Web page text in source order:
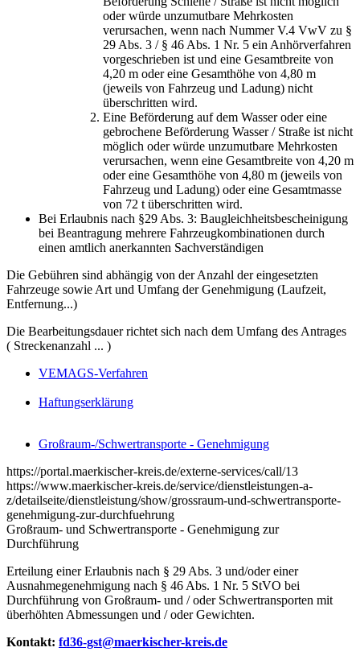
oder würde unzumutbare Mehrkosten
verursachen, wenn nach Nummer V.4 VwV zu §
29 Abs. 3 / § 46 Abs. 1 Nr. 5 ein Anhörverfahren
vorgeschrieben ist und eine Gesamtbreite von
4,20 m oder eine Gesamthöhe von 4,80 m
(jeweils von Fahrzeug und Ladung) nicht
überschritten wird.
Eine Beförderung auf dem Wasser oder eine
gebrochene Beförderung Wasser / Straße ist nicht
möglich oder würde unzumutbare Mehrkosten
verursachen, wenn eine Gesamtbreite von 4,20 m
oder eine Gesamthöhe von 4,80 m (jeweils von
Fahrzeug und Ladung) oder eine Gesamtmasse
von 72 t überschritten wird.
Bei Erlaubnis nach §29 Abs. 3: Baugleichheitsbescheinigung
bei Beantragung mehrere Fahrzeugkombinationen durch
einen amtlich anerkannten Sachverständigen
Die Gebühren sind abhängig von der Anzahl der eingesetzten
Fahrzeuge sowie Art und Umfang der Genehmigung (Laufzeit,
Entfernung...)
Die Bearbeitungsdauer richtet sich nach dem Umfang des Antrages
( Streckenanzahl ... )
VEMAGS-Verfahren
Haftungserklärung
Großraum-/Schwertransporte - Genehmigung
https://portal.maerkischer-kreis.de/externe-services/call/13
https://www.maerkischer-kreis.de/service/dienstleistungen-a-
z/detailseite/dienstleistung/show/grossraum-und-schwertransporte-
genehmigung-zur-durchfuehrung
Großraum- und Schwertransporte - Genehmigung zur
Durchführung
Erteilung einer Erlaubnis nach § 29 Abs. 3 und/oder einer
Ausnahmegenehmigung nach § 46 Abs. 1 Nr. 5 StVO bei
Durchführung von Großraum- und / oder Schwertransporten mit
überhöhten Abmessungen und / oder Gewichten.
Kontakt: fd36-gst@maerkischer-kreis.de